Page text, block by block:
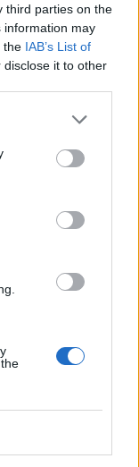
third parties on the
information may
the IAB’s List of
it to other
szinte azonnal
azokat a
januári
belüli